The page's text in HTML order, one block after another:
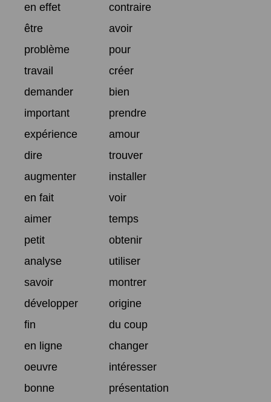
en effet
contraire
être
avoir
problème
pour
travail
créer
demander
bien
important
prendre
expérience
amour
dire
trouver
augmenter
installer
en fait
voir
aimer
temps
petit
obtenir
analyse
utiliser
savoir
montrer
développer
origine
fin
du coup
en ligne
changer
oeuvre
intéresser
bonne
présentation